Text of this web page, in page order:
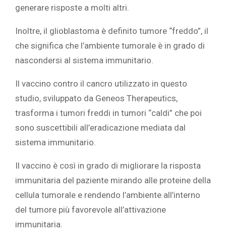
generare risposte a molti altri.
Inoltre, il glioblastoma è definito tumore “freddo”, il
che significa che l’ambiente tumorale è in grado di
nascondersi al sistema immunitario.
Il vaccino contro il cancro utilizzato in questo
studio, sviluppato da Geneos Therapeutics,
trasforma i tumori freddi in tumori “caldi” che poi
sono suscettibili all’eradicazione mediata dal
sistema immunitario.
Il vaccino è così in grado di migliorare la risposta
immunitaria del paziente mirando alle proteine della
cellula tumorale e rendendo l’ambiente all’interno
del tumore più favorevole all’attivazione
immunitaria.